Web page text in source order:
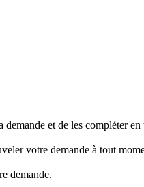
et de les compléter
votre demande à tout
demande.